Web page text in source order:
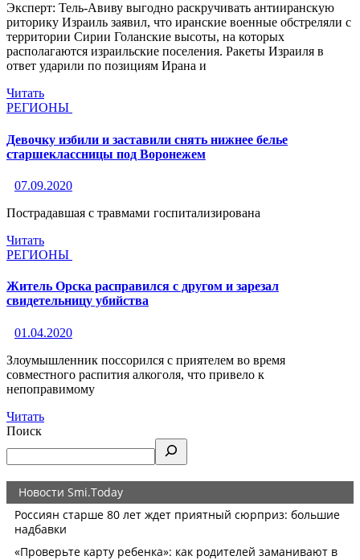
Эксперт: Тель-Авиву выгодно раскручивать антииранскую
риторику Израиль заявил, что иранские военные обстреляли с
территории Сирии Голанские высоты, на которых
располагаются израильские поселения. Ракеты Израиля в
ответ ударили по позициям Ирана и
Читать
РЕГИОНЫ
Девочку избили и заставили снять нижнее белье
старшеклассницы под Воронежем
07.09.2020
Пострадавшая с травмами госпитализирована
Читать
РЕГИОНЫ
Житель Орска расправился с другом и зарезал
свидетельницу убийства
01.04.2020
Злоумышленник поссорился с приятелем во время
совместного распития алкоголя, что привело к
непоправимому
Читать
Поиск